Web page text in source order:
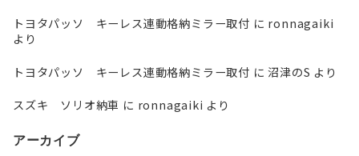
トヨタパッソ キーレス連動格納ミラー取付 に ronnagaiki
より
トヨタパッソ キーレス連動格納ミラー取付 に沼津のS より
スズキ ソリオ納車 に ronnagaiki より
アーカイブ